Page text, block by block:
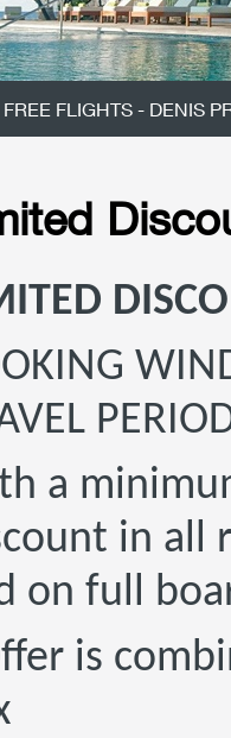
FLIGHTS - DENIS
a
in all
on full
is